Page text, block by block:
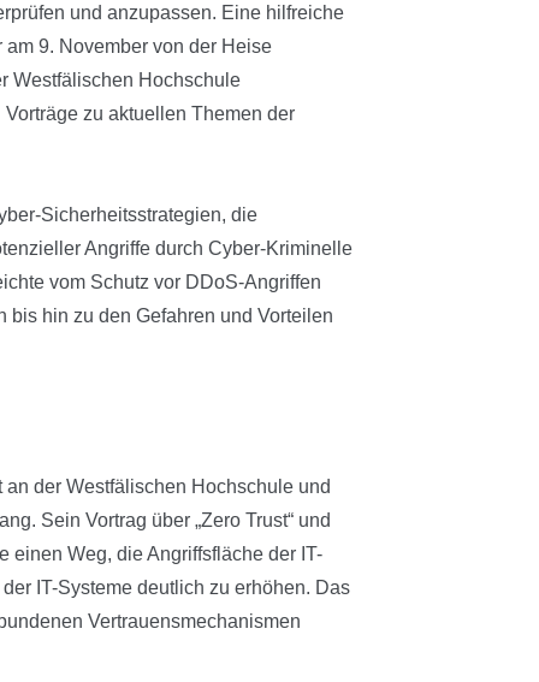
und anzupassen. Eine hilfreiche
9. November von der Heise
Westfälischen Hochschule
zu aktuellen Themen der
Sicherheitsstrategien, die
Angriffe durch Cyber-Kriminelle
vom Schutz vor DDoS-Angriffen
hin zu den Gefahren und Vorteilen
der Westfälischen Hochschule und
Sein Vortrag über „Zero Trust“ und
einen Weg, die Angriffsfläche der IT-
IT-Systeme deutlich zu erhöhen. Das
Vertrauensmechanismen